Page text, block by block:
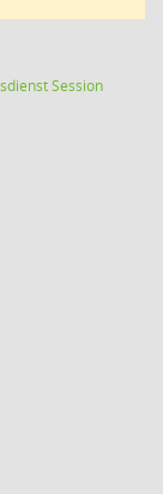
Session(Wird in